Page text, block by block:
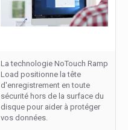
La technologie NoTouch Ramp
Load positionne la tête
d'enregistrement en toute
sécurité hors de la surface du
disque pour aider à protéger
vos données.